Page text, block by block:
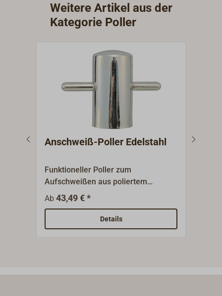
Weitere Artikel aus der
Kategorie Poller
Anschweiß-Poller Edelstahl
Funktioneller Poller zum
Aufschweißen aus poliertem
Edelstahl.Mit sauber verschweißtem
durchgehenden
Steg.Aufschweißpoller ohne
Grundplatte.
Ab43,49 € *
Details